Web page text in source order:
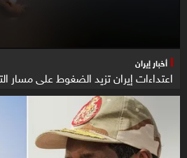
أخبار إيران
اعتداءات إيران تزيد الضغوط على مسار